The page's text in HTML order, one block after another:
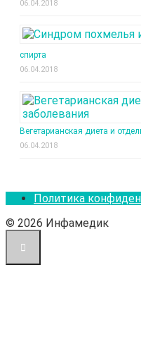
06.04.2018
спирта
06.04.2018
Вегетарианская диета и
06.04.2018
Политика
© 2026 Инфамедик